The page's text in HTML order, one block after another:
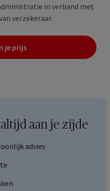
in verband met
verzekeraar.​
je prijs
altijd aan je zijde
advies